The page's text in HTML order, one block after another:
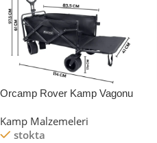
Orcamp Rover Kamp Vagonu
Kamp Malzemeleri
stokta